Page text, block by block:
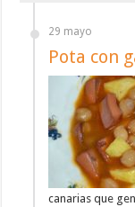
29 mayo
Pota con
canarias que